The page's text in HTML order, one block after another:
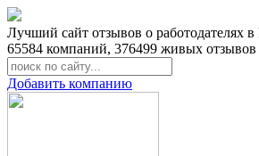
Лучший сайт отзывов о работодателях в
65584 компаний, 376499 живых отзывов
Добавить компанию